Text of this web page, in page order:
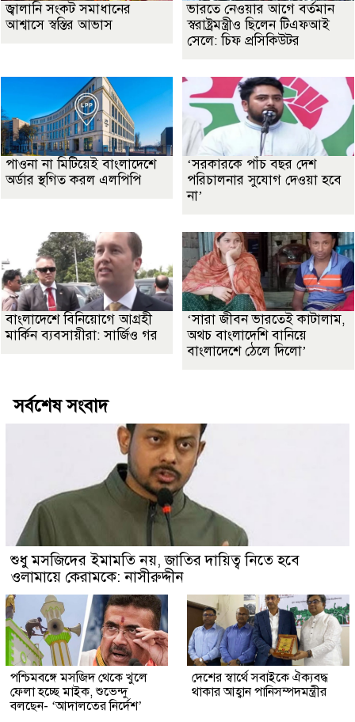
জ্বালানি সংকট সমাধানের
আশ্বাসে স্বস্তির আভাস
ভারতে নেওয়ার আগে বর্তমান
স্বরাষ্ট্রমন্ত্রীও ছিলেন টিএফআই
সেলে: চিফ প্রসিকিউটর
পাওনা না মিটিয়েই বাংলাদেশে
অর্ডার স্থগিত করল এলপিপি
‘সরকারকে পাঁচ বছর দেশ
পরিচালনার সুযোগ দেওয়া হবে
না’
বাংলাদেশে বিনিয়োগে আগ্রহী
মার্কিন ব্যবসায়ীরা: সার্জিও গর
‘সারা জীবন ভারতেই কাটালাম,
অথচ বাংলাদেশি বানিয়ে
বাংলাদেশে ঠেলে দিলো’
সর্বশেষ সংবাদ
শুধু মসজিদের ইমামতি নয়, জাতির দায়িত্ব নিতে হবে
ওলামায়ে কেরামকে: নাসীরুদ্দীন
পশ্চিমবঙ্গে মসজিদ থেকে খুলে
ফেলা হচ্ছে মাইক, শুভেন্দু
বলছেন- ‘আদালতের নির্দেশ’
দেশের স্বার্থে সবাইকে ঐক্যবদ্ধ
থাকার আহ্বান পানিসম্পদমন্ত্রীর